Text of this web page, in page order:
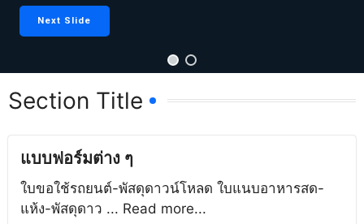
Next Slide
Section Title
แบบฟอร์มต่าง ๆ
ใบขอใช้รถยนต์-พัสดุดาวน์โหลด ใบแนบอาหารสด-
แห้ง-พัสดุดาว ... Read more...